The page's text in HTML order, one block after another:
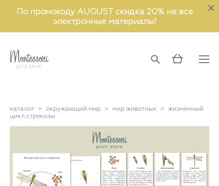
По промокоду AUGUST скидка 20% на все
электронные материалы!
каталог > окружающий мир > мир животных > жизненный
цикл стрекозы